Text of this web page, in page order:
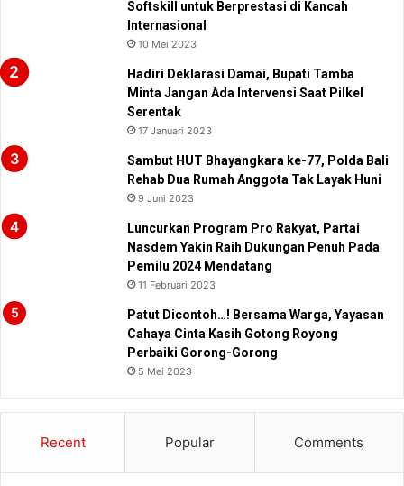
Softskill untuk Berprestasi di Kancah
Internasional
10 Mei 2023
Hadiri Deklarasi Damai, Bupati Tamba
Minta Jangan Ada Intervensi Saat Pilkel
Serentak
17 Januari 2023
Sambut HUT Bhayangkara ke-77, Polda Bali
Rehab Dua Rumah Anggota Tak Layak Huni
9 Juni 2023
Luncurkan Program Pro Rakyat, Partai
Nasdem Yakin Raih Dukungan Penuh Pada
Pemilu 2024 Mendatang
11 Februari 2023
Patut Dicontoh…! Bersama Warga, Yayasan
Cahaya Cinta Kasih Gotong Royong
Perbaiki Gorong-Gorong
5 Mei 2023
Recent Popular Comments